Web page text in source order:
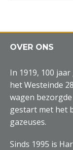
OVER ONS
In 1919, 100
het Westeinde
wagen
gestart met het
gazeuses.
Sinds 1995 is